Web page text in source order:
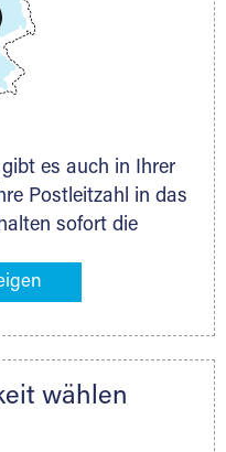
es auch in Ihrer
Postleitzahl in das
sofort die
An zahlreichen
es Extraraum noch
besprechen alles
wählen